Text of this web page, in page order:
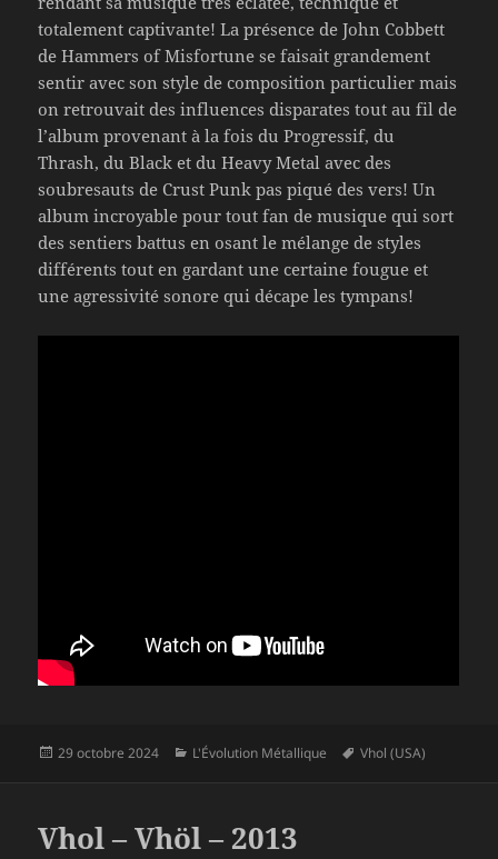
totalement captivante! La présence de John Cobbett
de Hammers of Misfortune se faisait grandement
sentir avec son style de composition particulier mais
on retrouvait des influences disparates tout au fil de
l’album provenant à la fois du Progressif, du
Thrash, du Black et du Heavy Metal avec des
soubresauts de Crust Punk pas piqué des vers! Un
album incroyable pour tout fan de musique qui sort
des sentiers battus en osant le mélange de styles
différents tout en gardant une certaine fougue et
une agressivité sonore qui décape les tympans!
Publié
29 octobre 2024 Catégories
L'Évolution Métallique
Mots-
Vhol (USA)
Vhol – Vhöl – 2013